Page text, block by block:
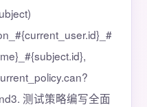
测试策略编写全面